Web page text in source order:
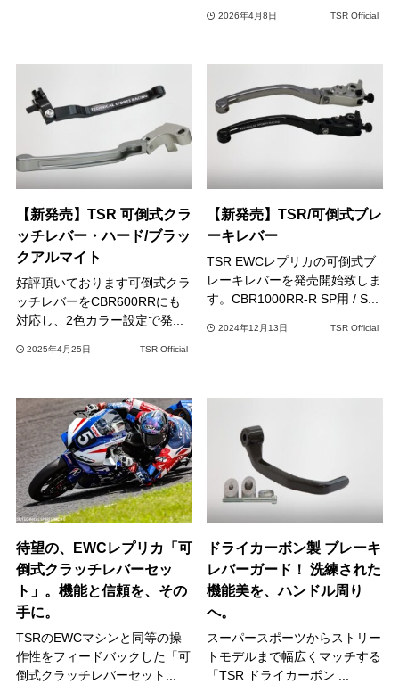
2026年4月8日 TSR Official
【新発売】TSR 可倒式クラ
ッチレバー・ハード/ブラッ
クアルマイト
好評頂いております可倒式クラ
ッチレバーをCBR600RRにも
対応し、2色カラー設定で発...
2025年4月25日 TSR Official
【新発売】TSR/可倒式ブレ
ーキレバー
TSR EWCレプリカの可倒式ブ
レーキレバーを発売開始致しま
す。CBR1000RR-R SP用 / S...
2024年12月13日 TSR Official
待望の、EWCレプリカ「可
倒式クラッチレバーセッ
ト」。機能と信頼を、その
手に。
TSRのEWCマシンと同等の操
作性をフィードバックした「可
倒式クラッチレバーセット...
ドライカーボン製 ブレーキ
レバーガード！ 洗練された
機能美を、ハンドル周り
へ。
スーパースポーツからストリー
トモデルまで幅広くマッチする
「TSR ドライカーボン ...